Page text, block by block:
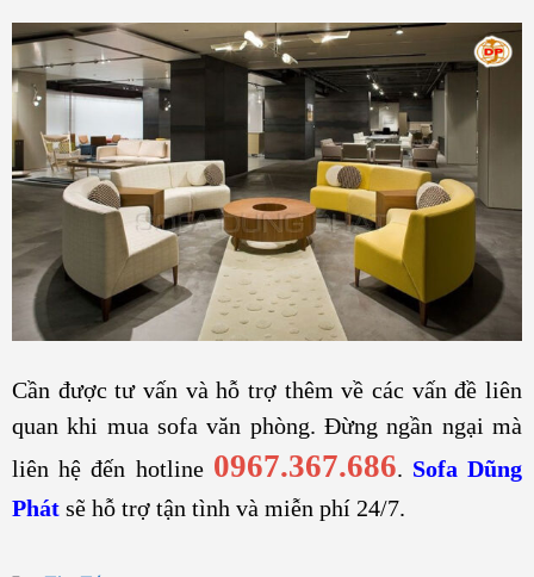
Cần được tư vấn và hỗ trợ thêm về các vấn đề liên
quan khi mua sofa văn phòng. Đừng ngần ngại mà
liên hệ đến hotline 0967.367.686. Sofa Dũng
Phát sẽ hỗ trợ tận tình và miễn phí 24/7.